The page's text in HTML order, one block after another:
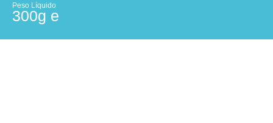
Peso Líquido
300g e